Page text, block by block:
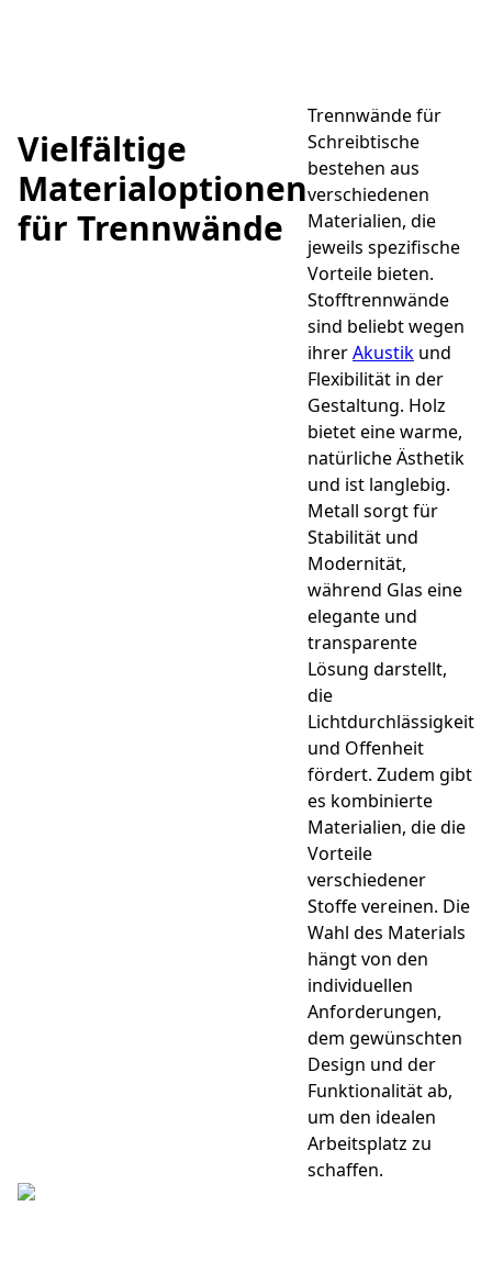
Vielfältige
Materialoptionen
für Trennwände
Trennwände für
Schreibtische
bestehen aus
verschiedenen
Materialien, die
jeweils spezifische
Vorteile bieten.
Stofftrennwände
sind beliebt wegen
ihrerAkustik und
Flexibilität in der
Gestaltung. Holz
bietet eine warme,
natürliche Ästhetik
und ist langlebig.
Metall sorgt für
Stabilität und
Modernität,
während Glas eine
elegante und
transparente
Lösung darstellt,
die
Lichtdurchlässigkeit
und Offenheit
fördert. Zudem gibt
es kombinierte
Materialien, die die
Vorteile
verschiedener
Stoffe vereinen. Die
Wahl des Materials
hängt von den
individuellen
Anforderungen,
dem gewünschten
Design und der
Funktionalität ab,
um den idealen
Arbeitsplatz zu
schaffen.